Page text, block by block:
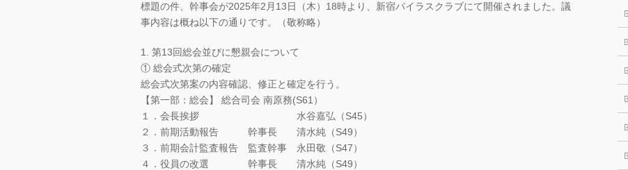
標題の件、幹事会が2025年2月13日（木）18時より、新宿パイラスクラブにて開催されました。議
事内容は概ね以下の通りです。（敬称略）
1. 第13回総会並びに懇親会について
① 総会式次第の確定
総会式次第案の内容確認、修正と確定を行う。
【第一部：総会】 総合司会 南原務(S61）
１．会長挨拶 水谷嘉弘（S45）
２．前期活動報告 幹事長 清水純（S49）
３．前期会計監査報告 監査幹事 永田敬（S47）
４．役員の改選 幹事長 清水純（S49）